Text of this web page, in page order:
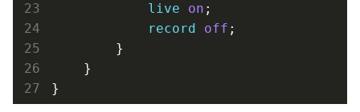
live
on ;
record
off ;
        }
    }
}